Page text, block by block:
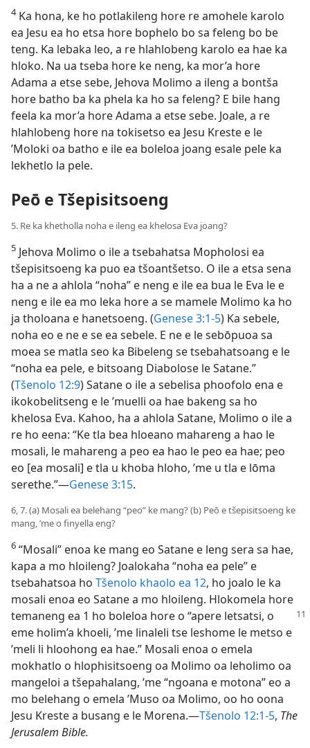
4Ka hona, ke ho potlakileng hore re amohele karolo
ea Jesu ea ho etsa hore bophelo bo sa feleng bo be
teng. Ka lebaka leo, a re hlahlobeng karolo ea hae ka
hloko. Na ua tseba hore ke neng, ka mor’a hore
Adama a etse sebe, Jehova Molimo a ileng a bontša
hore batho ba ka phela ka ho sa feleng? E bile hang
feela ka mor’a hore Adama a etse sebe. Joale, a re
hlahlobeng hore na tokisetso ea Jesu Kreste e le
’Moloki oa batho e ile ea boleloa joang esale pele ka
lekhetlo la pele.
Peō e Tšepisitsoeng
5. Re ka khetholla noha e ileng ea khelosa Eva joang?
5 Jehova Molimo o ile a tsebahatsa Mopholosi ea
tšepisitsoeng ka puo ea tšoantšetso. O ile a etsa sena
ha a ne a ahlola “noha” e neng e ile ea bua le Eva le e
neng e ile ea mo leka hore a se mamele Molimo ka ho
ja tholoana e hanetsoeng. (Genese 3:1-5) Ka sebele,
noha eo e ne e se ea sebele. E ne e le sebōpuoa sa
moea se matla seo ka Bibeleng se tsebahatsoang e le
“noha ea pele, e bitsoang Diabolose le Satane.”
(Tšenolo 12:9) Satane o ile a sebelisa phoofolo ena e
ikokobelitseng e le ’muelli oa hae bakeng sa ho
khelosa Eva. Kahoo, ha a ahlola Satane, Molimo o ile a
re ho eena: “Ke tla bea hloeano mahareng a hao le
mosali, le mahareng a peo ea hao le peo ea hae; peo
eo [ea mosali] e tla u khoba hloho, ’me u tla e lōma
serethe.”—Genese 3:15.
6, 7. (a) Mosali ea belehang “peo” ke mang? (b) Peō e tšepisitsoeng ke
mang, ’me o finyella eng?
6 “Mosali” enoa ke mang eo Satane e leng sera sa hae,
kapa a mo hloileng? Joalokaha “noha ea pele” e
tsebahatsoa ho Tšenolo khaolo ea 12, ho joalo le ka
mosali enoa eo Satane a mo hloileng. Hlokomela hore
temaneng ea 1 ho boleloa hore o “apere letsatsi, o
eme holim’a khoeli, ’me linaleli tse leshome le metso e
’meli li hloohong ea hae.” Mosali enoa o emela
mokhatlo o hlophisitsoeng oa Molimo oa leholimo oa
mangeloi a tšepahalang, ’me “ngoana e motona” eo a
mo belehang o emela ’Muso oa Molimo, oo ho oona
Jesu Kreste a busang e le Morena.—Tšenolo 12:1-5, The
Jerusalem Bible.